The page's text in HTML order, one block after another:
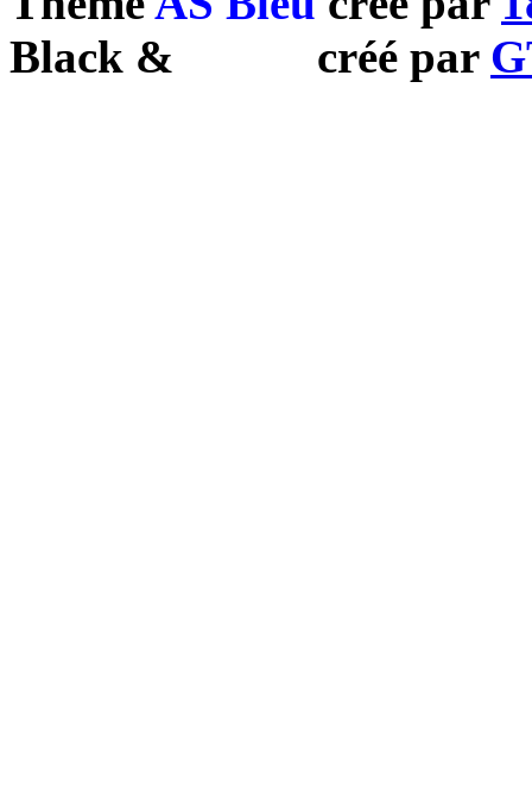
Black & créé par